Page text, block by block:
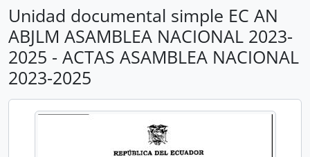
Unidad documental simple EC AN
ABJLM ASAMBLEA NACIONAL 2023-
2025 - ACTAS ASAMBLEA NACIONAL
2023-2025